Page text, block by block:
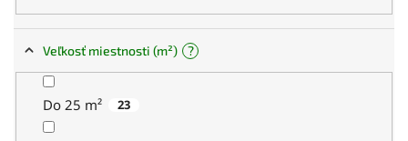
Veľkosť miestnosti (m²) ?
Do 25 m² 23